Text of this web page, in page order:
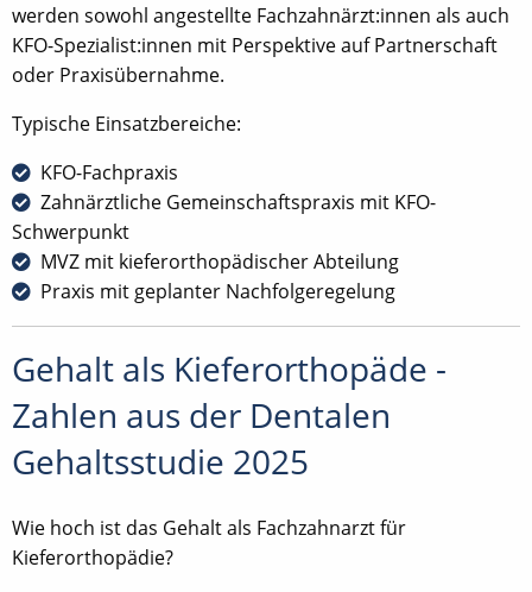
werden sowohl angestellte Fachzahnärzt:innen als auch
KFO-Spezialist:innen mit Perspektive auf Partnerschaft
oder Praxisübernahme.
Typische Einsatzbereiche:
KFO-Fachpraxis
Zahnärztliche Gemeinschaftspraxis mit KFO-
Schwerpunkt
MVZ mit kieferorthopädischer Abteilung
Praxis mit geplanter Nachfolgeregelung
Gehalt als Kieferorthopäde -
Zahlen aus der Dentalen
Gehaltsstudie 2025
Wie hoch ist das Gehalt als Fachzahnarzt für
Kieferorthopädie?